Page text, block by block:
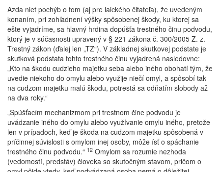
Azda niet pochýb o tom (aj pre laického čitateľa), že uvedeným
konaním, pri zohľadnení výšky spôsobenej škody, ku ktorej sa
ešte vyjadríme, sa hlavný hrdina dopúšťa trestného činu podvodu,
ktorý je v súčasnosti upravený v § 221 zákona č. 300/2005 Z. z.
Trestný zákon (ďalej len „TZ“). V základnej skutkovej podstate je
skutková podstata tohto trestného činu vyjadrená nasledovne:
„Kto na škodu cudzieho majetku seba alebo iného obohatí tým, že
uvedie niekoho do omylu alebo využije niečí omyl, a spôsobí tak
na cudzom majetku malú škodu, potrestá sa odňatím slobody až
na dva roky.“
„Spúšťacím mechanizmom pri trestnom čine podvodu je
uvádzanie iného do omylu alebo využívanie omylu iného, pretože
len v prípadoch, keď je škoda na cudzom majetku spôsobená v
príčinnej súvislosti s omylom inej osoby, môže ísť o spáchanie
trestného činu podvodu.“ 12 Omylom sa rozumie nezhoda
(vedomostí, predstáv) človeka so skutočným stavom, pričom o